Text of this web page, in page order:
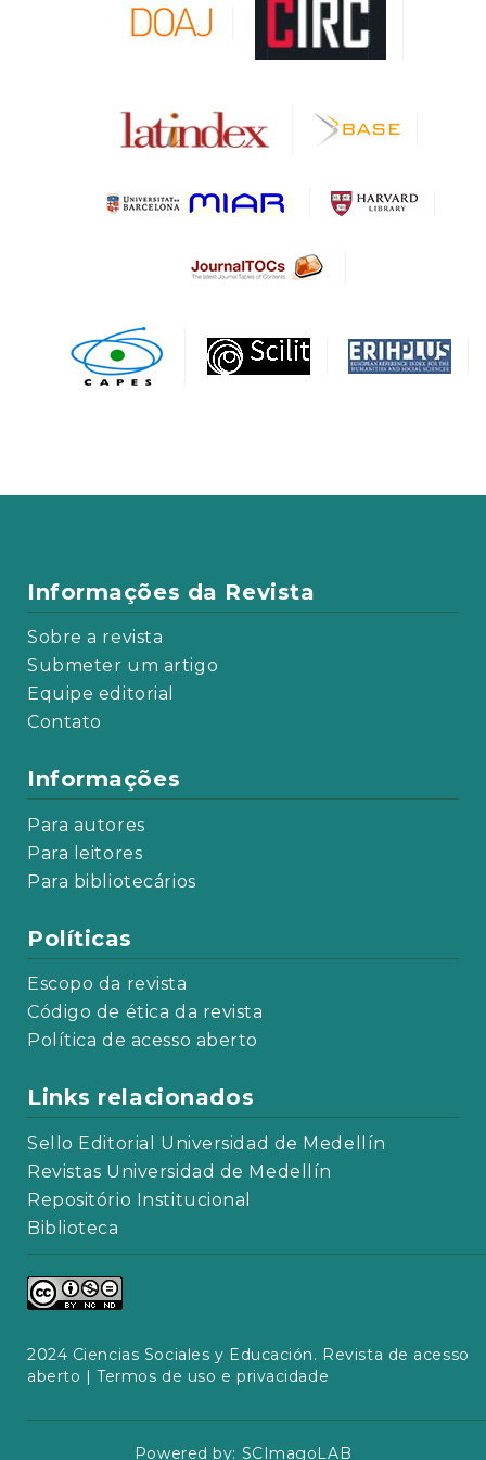
Informações da Revista
Sobre a revista
Submeter um artigo
Equipe editorial
Contato
Informações
Para autores
Para leitores
Para bibliotecários
Políticas
Escopo da revista
Código de ética da revista
Política de acesso aberto
Links relacionados
Sello Editorial Universidad de Medellín
Revistas Universidad de Medellín
Repositório Institucional
Biblioteca
2024 Ciencias Sociales y Educación. Revista de acesso
aberto |Termos de uso e privacidade
Powered by: SCImagoLAB